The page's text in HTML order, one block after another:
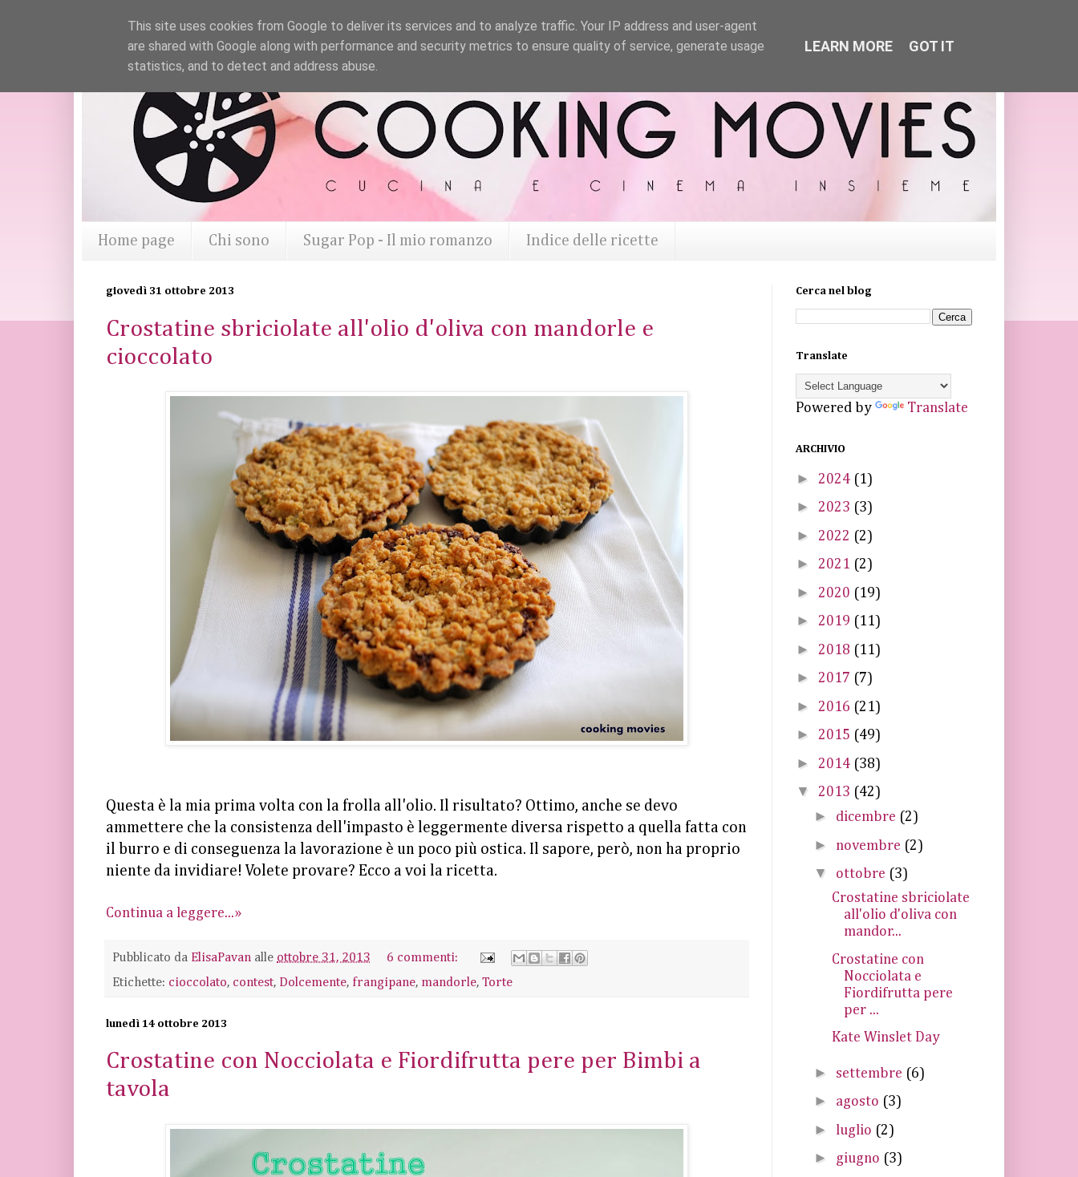
Home page Chi sono Sugar Pop - Il mio romanzo Indice delle ricette
giovedì 31 ottobre 2013
Crostatine sbriciolate all'olio d'oliva con mandorle e
cioccolato
Questa è la mia prima volta con la frolla all'olio. Il risultato? Ottimo, anche se devo
ammettere che la consistenza dell'impasto è leggermente diversa rispetto a quella fatta con
il burro e di conseguenza la lavorazione è un poco più ostica. Il sapore, però, non ha proprio
niente da invidiare! Volete provare? Ecco a voi la ricetta.
Continua a leggere...»
Pubblicato da ElisaPavan alle ottobre 31, 2013
6 commenti:
Etichette: cioccolato, contest, Dolcemente, frangipane, mandorle, Torte
lunedì 14 ottobre 2013
Crostatine con Nocciolata e Fiordifrutta pere per Bimbi a
tavola
Cerca nel blog
Translate
Powered by Translate
ARCHIVIO
► 2024 (1)
► 2023 (3)
► 2022 (2)
► 2021 (2)
► 2020 (19)
► 2019 (11)
► 2018 (11)
► 2017 (7)
► 2016 (21)
► 2015 (49)
► 2014 (38)
▼ 2013 (42)
► dicembre (2)
► novembre (2)
▼ ottobre (3)
Crostatine sbriciolate
all'olio d'oliva con
mandor...
Crostatine con
Nocciolata e
Fiordifrutta pere
per ...
Kate Winslet Day
► settembre (6)
► agosto (3)
► luglio (2)
► giugno (3)
This site uses cookies from Google to deliver its services and to analyze traffic. Your IP address and user-agent
are shared with Google along with performance and security metrics to ensure quality of service, generate usage
statistics, and to detect and address abuse.
LEARN MORE GOT IT